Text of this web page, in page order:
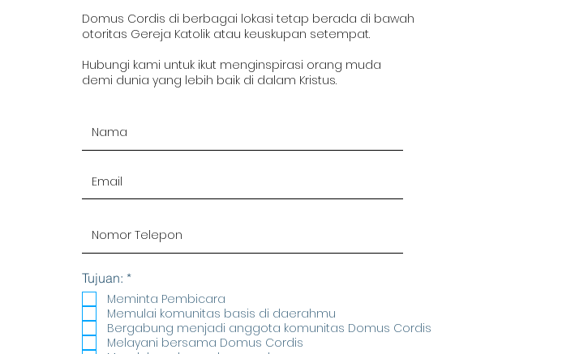
Domus Cordis di berbagai lokasi tetap berada di bawah
otoritas Gereja Katolik atau keuskupan setempat.
Hubungi kami untuk ikut menginspirasi orang muda
demi dunia yang lebih baik di dalam Kristus.
Tujuan: *R
e
q
u
i
r
Meminta Pembicara
Memulai komunitas basis di daerahmu
Bergabung menjadi anggota komunitas Domus Cordis
Melayani bersama Domus Cordis